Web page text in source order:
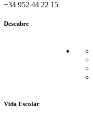
+34 952 44 22 15
Descubre
Vida Escolar